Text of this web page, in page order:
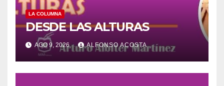
LA COLUMNA
DESDE LAS ALTURAS
AGO 9, 2026 ALFONSO ACOSTA